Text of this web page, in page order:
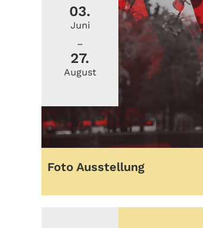
03.
Juni
–
27.
August
Foto Ausstellung